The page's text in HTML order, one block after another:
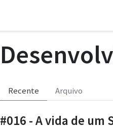
Recente Arquivo
#016 - A vida de um